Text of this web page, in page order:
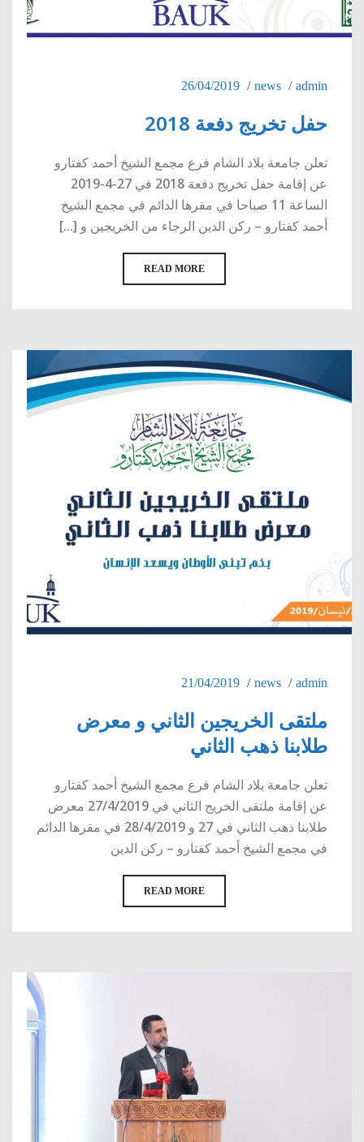
admin
news
26/04/2019
حفل تخريج دفعة 2018
تعلن جامعة بلاد الشام فرع مجمع الشيخ أحمد كفتارو
عن إقامة حفل تخريج دفعة 2018 في 27-4-2019
الساعة 11 صباحا في مقرها الدائم في مجمع الشيخ
أحمد كفتارو – ركن الدين الرجاء من الخريجين و [...]
READ MORE
admin
news
21/04/2019
ملتقى الخريجين الثاني و معرض
طلابنا ذهب الثاني
تعلن جامعة بلاد الشام فرع مجمع الشيخ أحمد كفتارو
عن إقامة ملتقى الخريج الثاني في 27/4/2019 معرض
طلابنا ذهب الثاني في 27 و 28/4/2019 في مقرها الدائم
في مجمع الشيخ أحمد كفتارو – ركن الدين
READ MORE